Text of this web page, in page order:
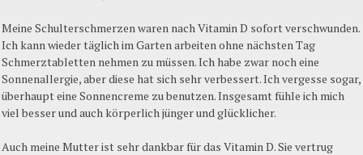
Meine Schulterschmerzen waren nach Vitamin D sofort verschwunden.
Ich kann wieder täglich im Garten arbeiten ohne nächsten Tag
Schmerztabletten nehmen zu müssen. Ich habe zwar noch eine
Sonnenallergie, aber diese hat sich sehr verbessert. Ich vergesse sogar,
überhaupt eine Sonnencreme zu benutzen. Insgesamt fühle ich mich
viel besser und auch körperlich jünger und glücklicher.
Auch meine Mutter ist sehr dankbar für das Vitamin D. Sie vertrug